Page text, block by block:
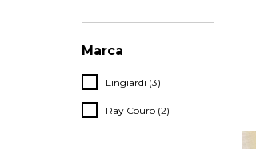
Marca
Lingiardi (3)
Ray Couro (2)